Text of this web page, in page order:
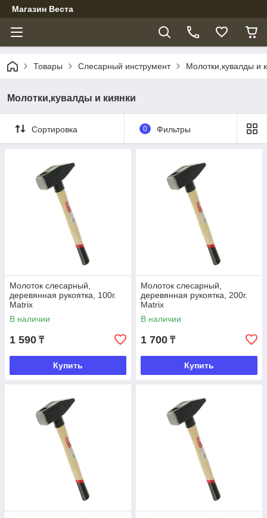
Магазин Веста
Товары Слесарный инструмент Молотки,кувалды и
Молотки,кувалды и киянки
Сортировка 0 Фильтры
Молоток слесарный,
деревянная рукоятка, 100г.
Matrix
В наличии
1 590 ₸
Купить
Молоток слесарный,
деревянная рукоятка, 200г.
Matrix
В наличии
1 700 ₸
Купить